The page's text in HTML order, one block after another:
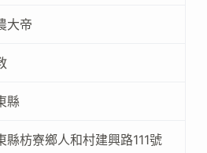
大帝
縣
縣枋寮鄉人和村建興路111號